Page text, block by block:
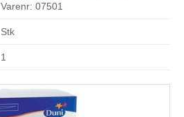
Varenr: 07501
Stk
1